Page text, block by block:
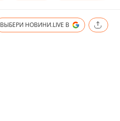
ВЫБЕРИ НОВИНИ.LIVE В